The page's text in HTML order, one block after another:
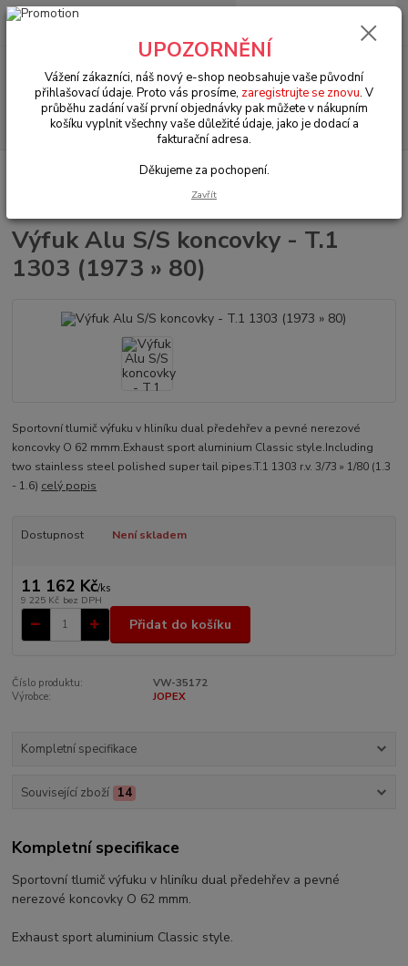
Menu
Hledat
+420 602 330 329
0 Kč
VW Brouk Typ 1 (1938 » 03)
Motory & díly (Engines & parts)
Výfuk Alu S/S koncovky - T.1
1303 (1973 » 80)
Sportovní tlumič výfuku v hliníku dual předehřev a pevné nerezové
koncovky O 62 mmm.Exhaust sport aluminium Classic style.Including
two stainless steel polished super tail pipes.T.1 1303 r.v. 3/73 » 1/80 (1.3
- 1.6) celý popis
Dostupnost Není skladem
11 162 Kč/ks
9 225 Kč bez DPH
Přidat do košíku
Číslo produktu:
VW-35172
Výrobce:
JOPEX
Kompletní specifikace
Související zboží 14
Kompletní specifikace
Sportovní tlumič výfuku v hliníku dual předehřev a pevné
nerezové koncovky O 62 mmm.
Exhaust sport aluminium Classic style.
UPOZORNĚNÍ
Vážení zákazníci, náš nový e-shop neobsahuje vaše původní
přihlašovací údaje. Proto vás prosíme, zaregistrujte se znovu. V
průběhu zadání vaší první objednávky pak můžete v nákupním
košíku vyplnit všechny vaše důležité údaje, jako je dodací a
fakturační adresa.
Děkujeme za pochopení.
Zavřít